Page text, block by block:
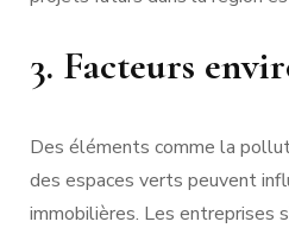
3. Facteurs
Des éléments comme la
des espaces verts peuvent
immobilières. Les entreprises